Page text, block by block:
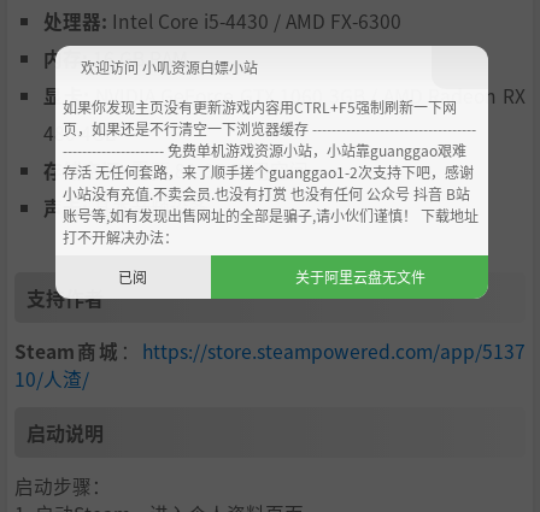
这座岛屿上处处危机四伏。从失败实验中诞生出的扭曲怪
物、以“人偶”的形式死而复生的囚犯、为了自身利益不择
手段的幸存者、不断向外泄露辐射的崩毁核电站，以及想要
踩在他人身上扬名立万的其他玩家。
制作与搜刮
无论是亲自制作还是从别处搜刮，各式各样的武器装备将能
处理器: Intel Core i5-4430 / AMD FX-6300
内存:16 GB RAM
显卡:NVIDIA GeForce GTX 1060 3GB / AMD Radeon RX
480 4GB
存储空间:需要 80 GB 可用空间
声卡:基本音频设备
支持作者
Steam商城 ： https://store.steampowered.com/app/5137
10/人渣/
启动说明
启动步骤：
欢迎访问 小叽资源白嫖小站
如果你发现主页没有更新游戏内容用CTRL+F5强制刷新一下网
页，如果还是不行清空一下浏览器缓存 ----------------------------------
--------------------- 免费单机游戏资源小站，小站靠guanggao艰难
存活 无任何套路，来了顺手搓个guanggao1-2次支持下吧，感谢
小站没有充值.不卖会员.也没有打赏 也没有任何 公众号 抖音 B站
账号等,如有发现出售网址的全部是骗子,请小伙们谨慎！ 下载地址
打不开解决办法：
已阅
关于阿里云盘无文件